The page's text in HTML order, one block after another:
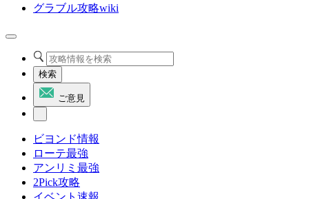
グラブル攻略wiki
検索
ご意見
ビヨンド情報
ローテ最強
アンリミ最強
2Pick攻略
イベント速報